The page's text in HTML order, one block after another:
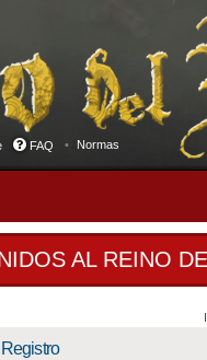
FAQ Normas
AL REINO